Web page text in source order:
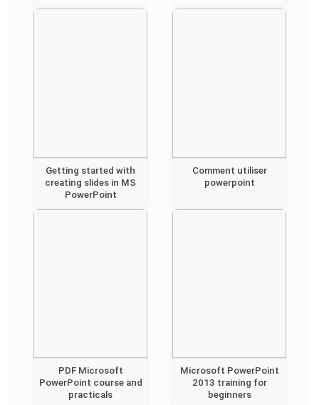
Getting started with
creating slides in MS
PowerPoint
Comment utiliser
powerpoint
PDF Microsoft
PowerPoint course and
practicals
Microsoft PowerPoint
2013 training for
beginners